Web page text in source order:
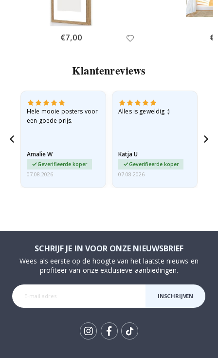
Special
Price
€7,00
Klantenreviews
Hele mooie posters voor
een goede prijs.
Amalie W
Geverifieerde koper
07.08.2026
Alles is geweldig :)
Katja U
Geverifieerde koper
07.08.2026
SCHRIJF JE IN VOOR ONZE NIEUWSBRIEF
Wees als eerste op de hoogte van het laatste nieuws en
profiteer van onze exclusieve aanbiedingen.
INSCHRIJVEN